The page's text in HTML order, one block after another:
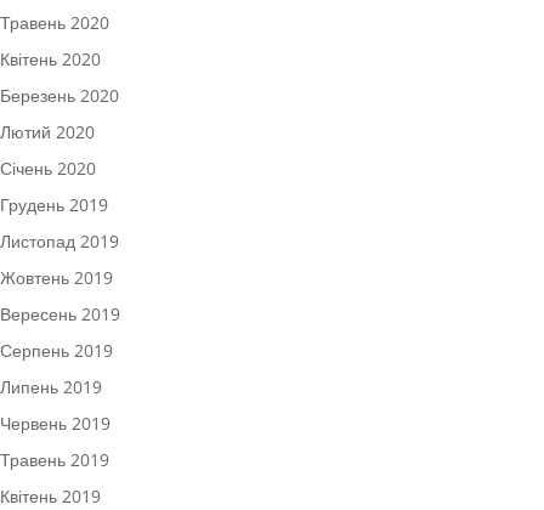
Травень 2020
Квітень 2020
Березень 2020
Лютий 2020
Січень 2020
Грудень 2019
Листопад 2019
Жовтень 2019
Вересень 2019
Серпень 2019
Липень 2019
Червень 2019
Травень 2019
Квітень 2019